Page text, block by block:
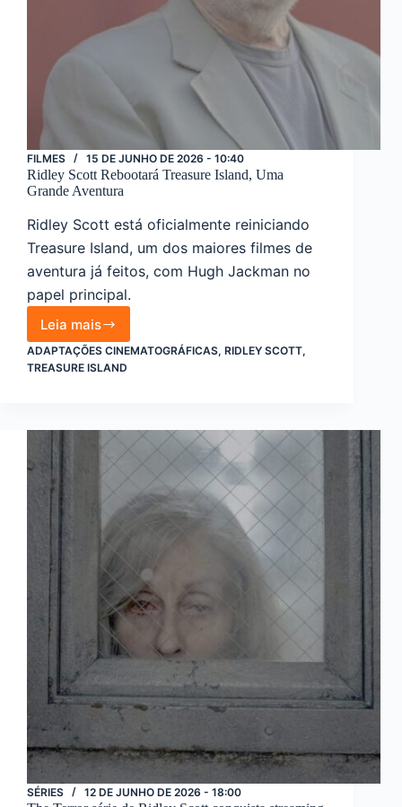
FILMES 15 DE JUNHO DE 2026 - 10:40
Ridley Scott Rebootará Treasure Island, Uma
Grande Aventura
Ridley Scott está oficialmente reiniciando
Treasure Island, um dos maiores filmes de
aventura já feitos, com Hugh Jackman no
papel principal.
Leia mais
Ridley
Scott
Rebootará
Grande
Aventura
ADAPTAÇÕES CINEMATOGRÁFICAS, RIDLEY SCOTT,
TREASURE ISLAND
SÉRIES 12 DE JUNHO DE 2026 - 18:00